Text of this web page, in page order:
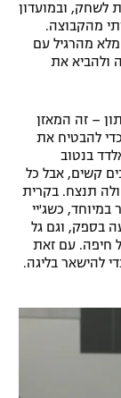
לשחק, ובמועדון
מהקבוצה.
מלא מהרגיל עם
ולהביא את
– זה המאזן
להבטיח את
בנטוב
קשים, אבל כל
תנצח. בקרית
כשג'יי
בספק, וגם גל
חיפה. עם זאת
להישאר בליגה.